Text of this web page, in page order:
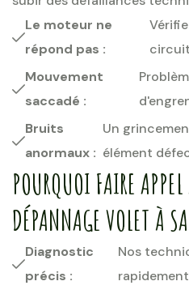
Le moteur ne
répond pas :
Mouvement
saccadé :
Bruits
anormaux :
Un
élément
POURQUOI FAIRE
DÉPANNAGE VOLET À
Diagnostic
précis :
Nos